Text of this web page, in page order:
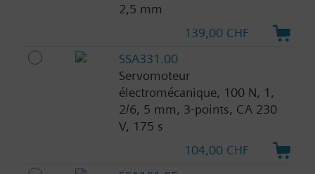
2,5 mm
139,00 CHF
SSA331.00
Servomoteur
électromécanique, 100 N, 1,
2/6, 5 mm, 3-points, CA 230
V, 175 s
104,00 CHF